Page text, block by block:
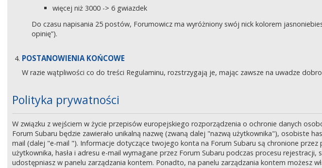
więcej niż 3000 -> 6 gwiazdek
Do czasu napisania 25 postów, Forumowicz ma wyróżniony swój nick kolorem
opinię”).
POSTANOWIENIA KOŃCOWE
W razie wątpliwości co do treści Regulaminu, rozstrzygają je, mając zawsze na uwadze
Polityka prywatności
W związku z wejściem w życie przepisów europejskiego rozporządzenia o ochronie danych
Forum Subaru będzie zawierało unikalną nazwę (zwaną dalej "nazwą użytkownika"), osobiste
mail (dalej "e-mail "). Informacje dotyczące twojego konta na Forum Subaru są chronione
użytkownika, hasła i adresu e-mail wymagane przez Forum Subaru podczas procesu
udostępniasz w panelu zarządzania kontem. Ponadto, na panelu zarządzania kontem możesz